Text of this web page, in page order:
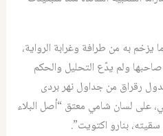
يزخم به من طرافة وغرابة الرواية،
ولم يدّع التحليل والحكم
رقراق من جداول نهر بردى
على لسان شامي معتق “أصل البلاء
بنارو اكتويت”.